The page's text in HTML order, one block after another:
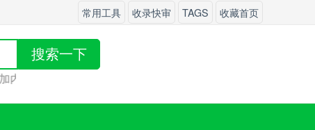
常用工具 收录快审 TAGS 收藏首页
搜索一下
内页外链！快来